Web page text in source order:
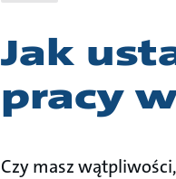
Jak
pracy
Czy masz